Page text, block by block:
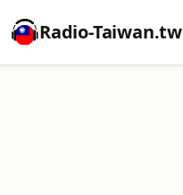
Radio-Taiwan.tw